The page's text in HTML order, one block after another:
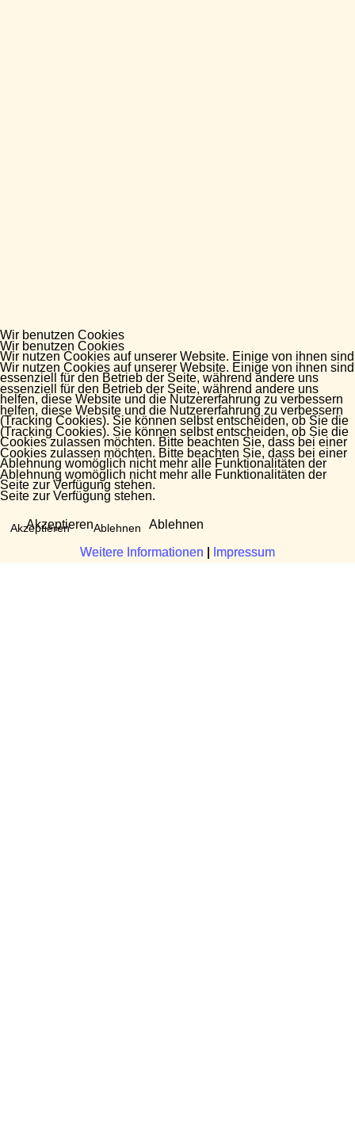
Wir benutzen Cookies
Wir nutzen Cookies auf unserer Website. Einige von ihnen sind
essenziell für den Betrieb der Seite, während andere uns
helfen, diese Website und die Nutzererfahrung zu verbessern
(Tracking Cookies). Sie können selbst entscheiden, ob Sie die
Cookies zulassen möchten. Bitte beachten Sie, dass bei einer
Ablehnung womöglich nicht mehr alle Funktionalitäten der
Seite zur Verfügung stehen.
Akzeptieren Ablehnen
Weitere Informationen Impressum
Wir benutzen Cookies
Wir nutzen Cookies auf unserer Website. Einige von ihnen sind
essenziell für den Betrieb der Seite, während andere uns
helfen, diese Website und die Nutzererfahrung zu verbessern
(Tracking Cookies). Sie können selbst entscheiden, ob Sie die
Cookies zulassen möchten. Bitte beachten Sie, dass bei einer
Ablehnung womöglich nicht mehr alle Funktionalitäten der
Seite zur Verfügung stehen.
Akzeptieren Ablehnen
Weitere Informationen Impressum